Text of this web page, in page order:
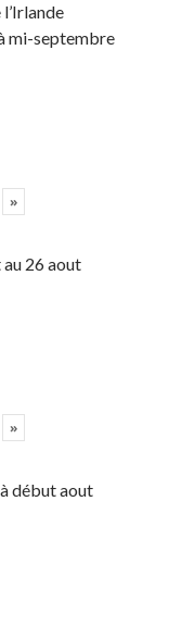
mi-septembre
»
26 aout
»
début aout